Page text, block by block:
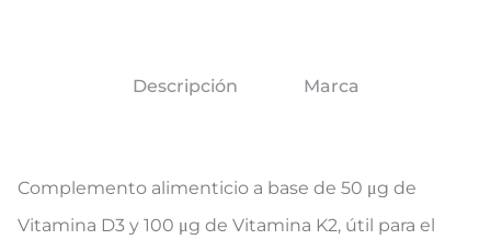
Descripción Marca
Complemento alimenticio a base de 50 μg de
Vitamina D3 y 100 μg de Vitamina K2, útil para el